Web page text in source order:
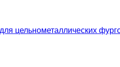
цельнометаллических